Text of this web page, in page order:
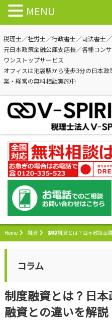
税理士／社労士／行政書士／司法書士
元日本政策金融公庫支店長／各種コン
ワンストップサービス
オフィスは池袋駅から徒歩3分の日本
業・経営の無料相談実施中
Home 融資 制度融資とは？日本政策金
コラム
制度融資とは？日
融資との違いを解説
MENU